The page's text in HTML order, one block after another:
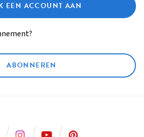
EEN ACCOUNT AAN
ABONNEREN